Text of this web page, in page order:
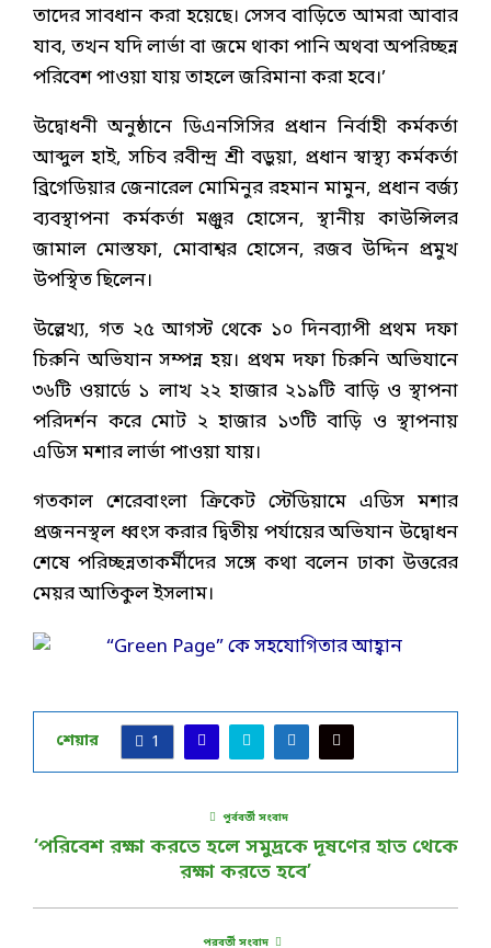
তাদের সাবধান করা হয়েছে। সেসব বাড়িতে আমরা আবার
যাব, তখন যদি লার্ভা বা জমে থাকা পানি অথবা অপরিচ্ছন্ন
পরিবেশ পাওয়া যায় তাহলে জরিমানা করা হবে।’
উদ্বোধনী অনুষ্ঠানে ডিএনসিসির প্রধান নির্বাহী কর্মকর্তা
আব্দুল হাই, সচিব রবীন্দ্র শ্রী বড়ুয়া, প্রধান স্বাস্থ্য কর্মকর্তা
ব্রিগেডিয়ার জেনারেল মোমিনুর রহমান মামুন, প্রধান বর্জ্য
ব্যবস্থাপনা কর্মকর্তা মঞ্জুর হোসেন, স্থানীয় কাউন্সিলর
জামাল মোস্তফা, মোবাশ্বর হোসেন, রজব উদ্দিন প্রমুখ
উপস্থিত ছিলেন।
উল্লেখ্য, গত ২৫ আগস্ট থেকে ১০ দিনব্যাপী প্রথম দফা
চিরুনি অভিযান সম্পন্ন হয়। প্রথম দফা চিরুনি অভিযানে
৩৬টি ওয়ার্ডে ১ লাখ ২২ হাজার ২১৯টি বাড়ি ও স্থাপনা
পরিদর্শন করে মোট ২ হাজার ১৩টি বাড়ি ও স্থাপনায়
এডিস মশার লার্ভা পাওয়া যায়।
গতকাল শেরেবাংলা ক্রিকেট স্টেডিয়ামে এডিস মশার
প্রজননস্থল ধ্বংস করার দ্বিতীয় পর্যায়ের অভিযান উদ্বোধন
শেষে পরিচ্ছন্নতাকর্মীদের সঙ্গে কথা বলেন ঢাকা উত্তরের
মেয়র আতিকুল ইসলাম।
শেয়ার 1
পূর্ববর্তী সংবাদ
‘পরিবেশ রক্ষা করতে হলে সমুদ্রকে দূষণের হাত থেকে
রক্ষা করতে হবে’
পরবর্তী সংবাদ